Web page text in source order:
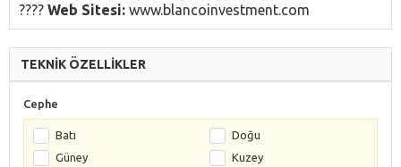
???? Web Sitesi: www.blancoinvestment.com
TEKNİK ÖZELLİKLER
Cephe
Batı
Doğu
Güney
Kuzey